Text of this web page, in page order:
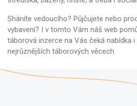
Sháníte vedoucího? Půjčujete nebo
vybavení? I v tomto Vám náš web
táborová inzerce na Vás čeká nabídka
nejrůznějších táborových věcech.